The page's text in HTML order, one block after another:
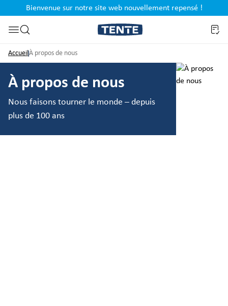
Passer à la recherche
Bienvenue sur notre site web nouvellement repensé !
AccueilÀ propos de nous
À propos de nous
Nous faisons tourner le monde – depuis
plus de 100 ans